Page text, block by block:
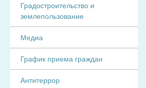
Градостроительство и
землепользование
Медиа
График приема граждан
Антитеррор